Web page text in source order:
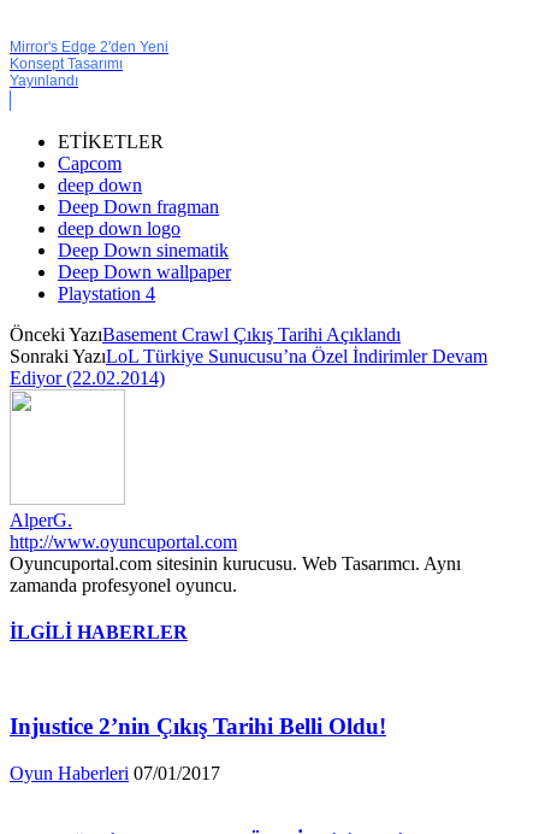
Mirror's Edge 2'den Yeni
Konsept Tasarımı
Yayınlandı
ETİKETLER
Capcom
deep down
Deep Down fragman
deep down logo
Deep Down sinematik
Deep Down wallpaper
Playstation 4
Önceki YazıBasement Crawl Çıkış Tarihi Açıklandı
Sonraki YazıLoL Türkiye Sunucusu’na Özel İndirimler Devam
Ediyor (22.02.2014)
AlperG.
http://www.oyuncuportal.com
Oyuncuportal.com sitesinin kurucusu. Web Tasarımcı. Aynı
zamanda profesyonel oyuncu.
İLGİLİ HABERLER
Injustice 2’nin Çıkış Tarihi Belli Oldu!
Oyun Haberleri 07/01/2017